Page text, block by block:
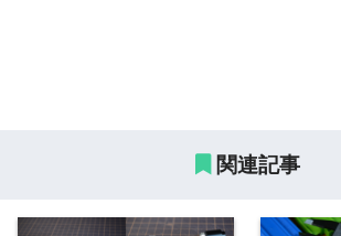
関連記事